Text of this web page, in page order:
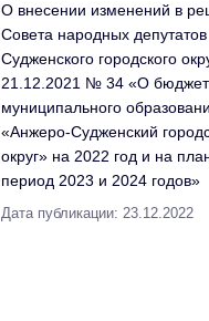
О внесении изменений в
Совета народных
Судженского городского
21.12.2021 № 34 «О
муниципального
«Анжеро-Судженский
округ» на 2022 год и на
период 2023 и 2024 годов»
Дата публикации: 23.12.2022